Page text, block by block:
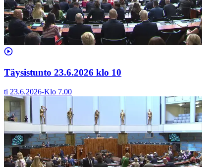
Täysistunto 23.6.2026 klo 10
ti 23.6.2026-Klo 7.00